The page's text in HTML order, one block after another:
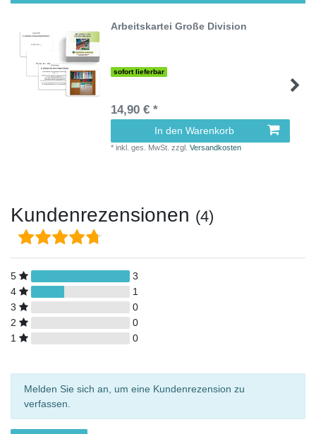
Arbeitskartei Große Division
sofort lieferbar
14,90 € *
In den Warenkorb
*inkl. ges. MwSt. zzgl.Versandkosten
Kundenrezensionen (4)
5
3
4
1
3
0
2
0
1
0
Melden Sie sich an, um eine Kundenrezension zu
verfassen.